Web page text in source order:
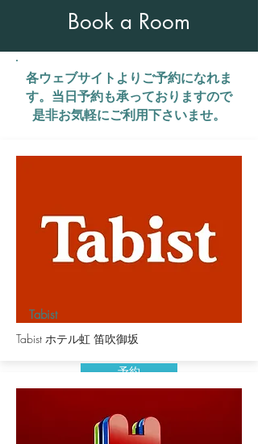
Book a Room
​各ウェブサイトよりご予約になれま
す。​当日予約も承っておりますので
是非お気軽にご利用下さいませ。
Tabist
Tabist ホテル虹 笛吹御坂
予約